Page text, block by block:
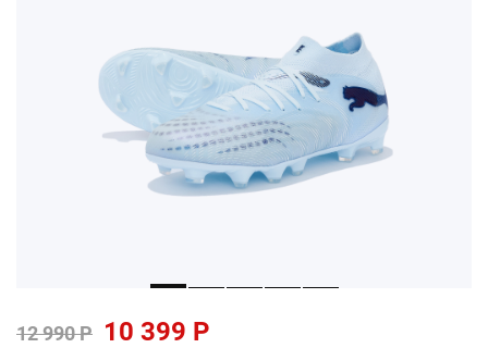
12 990 Р 10 399 Р